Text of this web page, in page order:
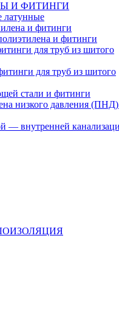
И ФИТИНГИ
латунные
и фитинги
и фитинги
для труб из шитого
для труб из шитого
стали и фитинги
низкого давления
— внутренней